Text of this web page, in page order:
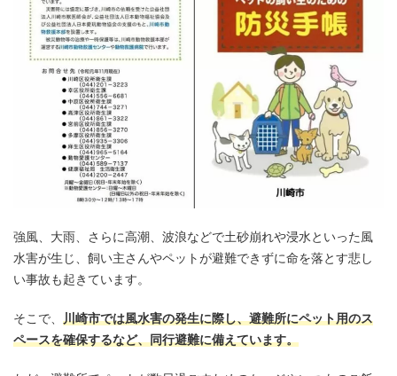
強風、大雨、さらに高潮、波浪などで土砂崩れや浸水といった風
水害が生じ、飼い主さんやペットが避難できずに命を落とす悲し
い事故も起きています。
そこで、 川崎市では風水害の発生に際し、避難所にペット用のス
ペースを確保するなど、同行避難に備えています。